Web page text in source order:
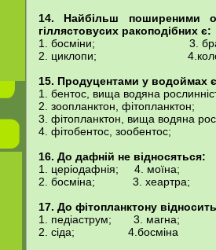
14. Найбільш поширеними
гіллястовусих ракоподібних є:
1. босміни; 3.
2. циклопи;
15. Продуцентами у водоймах
1. бентос, вища водяна
2. зоопланктон, фітопланктон;
3. фітопланктон, вища водяна
4. фітобентос, зообентос;
16. До дафній не відносяться:
1. церіодафнія; 4. моїна;
2. босміна; 3. хеартра;
17. До фітопланктону
1. педіаструм; 3. магна;
2. сіда; 4.босміна